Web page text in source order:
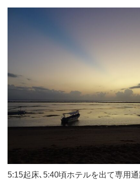
5:15起床､5:40頃ホテルを出て専用